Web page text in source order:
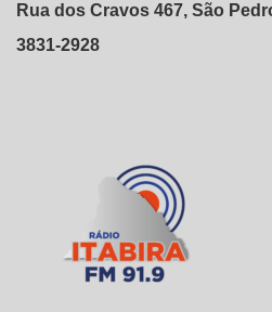
Rua dos Cravos 467, São
3831-2928